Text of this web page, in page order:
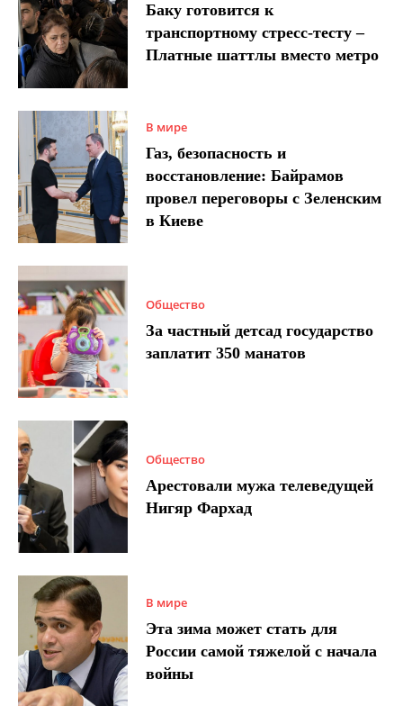
Баку готовится к
транспортному стресс-тесту –
Платные шаттлы вместо метро
В мире
Газ, безопасность и
восстановление: Байрамов
провел переговоры с Зеленским
в Киеве
Общество
За частный детсад государство
заплатит 350 манатов
Общество
Арестовали мужа телеведущей
Нигяр Фархад
В мире
Эта зима может стать для
России самой тяжелой с начала
войны